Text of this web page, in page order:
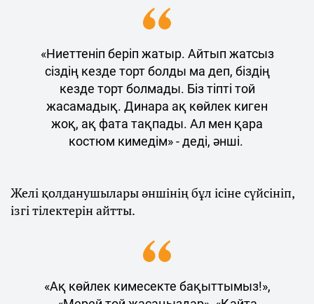
«Ниеттеніп беріп жатыр. Айтып жатсыз
сіздің кезде торт болды ма деп, біздің
кезде торт болмады. Біз тіпті той
жасамадық. Динара ақ көйлек киген
жоқ, ақ фата тақпады. Ал мен қара
костюм кимедім» - деді, әнші.
Желі қолданушылары әншінің бұл ісіне сүйсініп,
ізгі тілектерін айтты.
«Ақ көйлек кимесекте бақыттымыз!»,